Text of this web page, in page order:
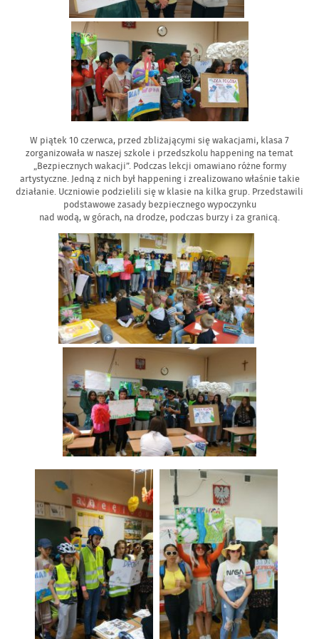
W piątek 10 czerwca, przed zbliżającymi się wakacjami, klasa 7
zorganizowała w naszej szkole i przedszkolu happening na temat
„Bezpiecznych wakacji”. Podczas lekcji omawiano różne formy
artystyczne. Jedną z nich był happening i zrealizowano właśnie takie
działanie. Uczniowie podzielili się w klasie na kilka grup. Przedstawili
podstawowe zasady bezpiecznego wypoczynku
nad wodą, w górach, na drodze, podczas burzy i za granicą.